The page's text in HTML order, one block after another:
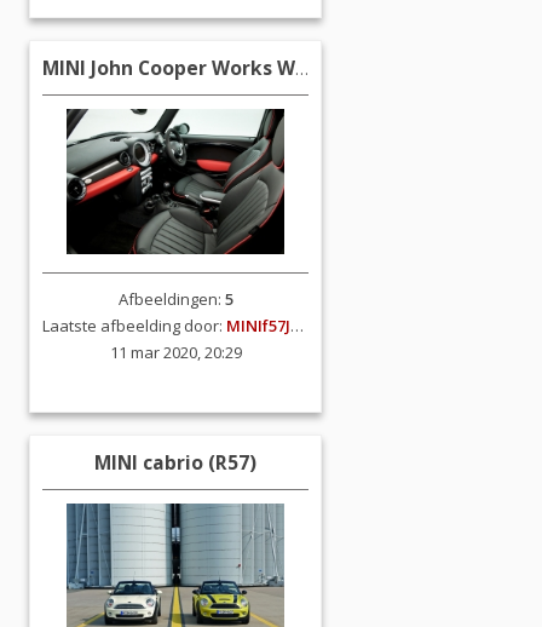
MINI John Cooper Works World Championship 50 (R56)
Afbeeldingen: 5
Laatste afbeelding door: MINIf57JCW
11 mar 2020, 20:29
MINI cabrio (R57)